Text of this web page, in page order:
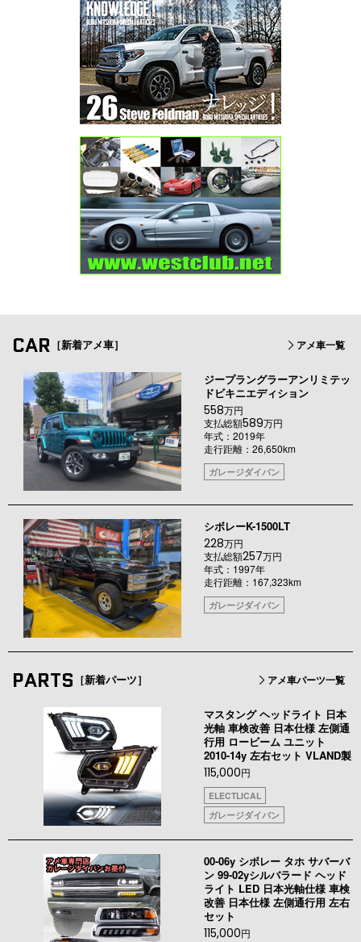
CAR ［新着アメ車］ アメ車一覧
ジープラングラーアンリミテッ
ドビキニエディション
558万円
支払総額589万円
年式：2019年
走行距離：26,650km
ガレージダイバン
シボレーK-1500LT
228万円
支払総額257万円
年式：1997年
走行距離：167,323km
ガレージダイバン
PARTS ［新着パーツ］ アメ車パーツ一覧
マスタング ヘッドライト 日本
光軸 車検改善 日本仕様 左側通
行用 ロービーム ユニット
2010-14y 左右セット VLAND製
115,000円
ELECTLICAL
ガレージダイバン
00-06y シボレー タホ サバーバ
ン 99-02yシルバラード ヘッド
ライト LED 日本光軸仕様 車検
改善 日本仕様 左側通行用 左右
セット
115,000円